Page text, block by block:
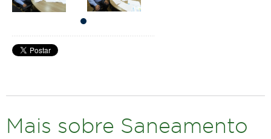
Mais sobre Saneamento